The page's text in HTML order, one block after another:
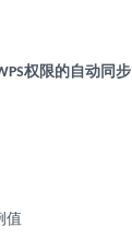
权限的自动同步
值